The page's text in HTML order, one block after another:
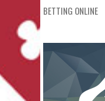
BETTING ONLINE